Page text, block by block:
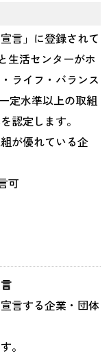
言」に登録されて
生活センターがホ
ライフ・バランス
定水準以上の取組
認定します。
が優れている企
可
言する企業・団体
。